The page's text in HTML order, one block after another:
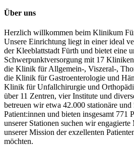
Über uns
Herzlich willkommen beim Klinikum
Unsere Einrichtung liegt in einer ideal
der Kleeblattstadt Fürth und bietet eine
Schwerpunktversorgung mit 17
die Klinik für Allgemein-, Viszeral-,
die Klinik für Gastroenterologie und
Klinik für Unfallchirurgie und
über 11 Zentren, vier Institute und
betreuen wir etwa 42.000 stationäre
Patient:innen und bieten insgesamt 771
unserer Stationen suchen wir
unserer Mission der exzellenten
möchten.